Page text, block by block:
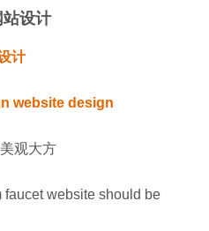
设计
计
website design
观大方
website should be